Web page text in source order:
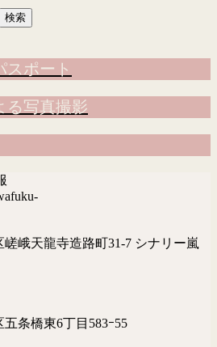
スポート
る写真撮影
嵯峨天龍寺造路町31-7 シナリー嵐
五条橋東6丁目583ｰ55